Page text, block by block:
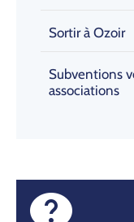
Sortir à Ozoir
Subventions
associations